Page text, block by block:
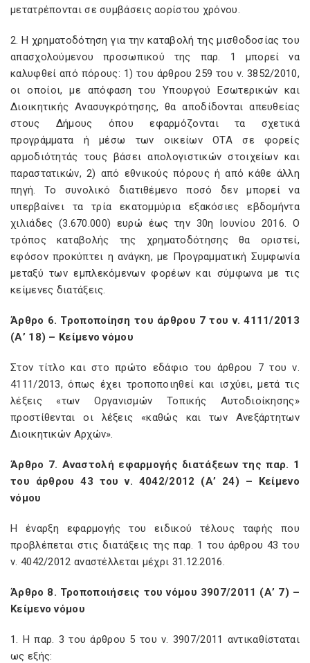
μετατρέπονται σε συμβάσεις αορίστου χρόνου.
2. Η χρηματοδότηση για την καταβολή της μισθοδοσίας του
απασχολούμενου προσωπικού της παρ. 1 μπορεί να
καλυφθεί από πόρους: 1) του άρθρου 259 του ν. 3852/2010,
οι οποίοι, με απόφαση του Υπουργού Εσωτερικών και
Διοικητικής Ανασυγκρότησης, θα αποδίδονται απευθείας
στους Δήμους όπου εφαρμόζονται τα σχετικά
προγράμματα ή μέσω των οικείων ΟΤΑ σε φορείς
αρμοδιότητάς τους βάσει απολογιστικών στοιχείων και
παραστατικών, 2) από εθνικούς πόρους ή από κάθε άλλη
πηγή. Το συνολικό διατιθέμενο ποσό δεν μπορεί να
υπερβαίνει τα τρία εκατομμύρια εξακόσιες εβδομήντα
χιλιάδες (3.670.000) ευρώ έως την 30η Ιουνίου 2016. Ο
τρόπος καταβολής της χρηματοδότησης θα οριστεί,
εφόσον προκύπτει η ανάγκη, με Προγραμματική Συμφωνία
μεταξύ των εμπλεκόμενων φορέων και σύμφωνα με τις
κείμενες διατάξεις.
Άρθρο 6. Τροποποίηση του άρθρου 7 του ν. 4111/2013
(Α’ 18) – Κείμενο νόμου
Στον τίτλο και στο πρώτο εδάφιο του άρθρου 7 του ν.
4111/2013, όπως έχει τροποποιηθεί και ισχύει, μετά τις
λέξεις «των Οργανισμών Τοπικής Αυτοδιοίκησης»
προστίθενται οι λέξεις «καθώς και των Ανεξάρτητων
Διοικητικών Αρχών».
Άρθρο 7. Αναστολή εφαρμογής διατάξεων της παρ. 1
του άρθρου 43 του ν. 4042/2012 (Α’ 24) – Κείμενο
νόμου
Η έναρξη εφαρμογής του ειδικού τέλους ταφής που
προβλέπεται στις διατάξεις της παρ. 1 του άρθρου 43 του
ν. 4042/2012 αναστέλλεται μέχρι 31.12.2016.
Άρθρο 8. Τροποποιήσεις του νόμου 3907/2011 (Α’ 7) –
Κείμενο νόμου
1. Η παρ. 3 του άρθρου 5 του ν. 3907/2011 αντικαθίσταται
ως εξής: